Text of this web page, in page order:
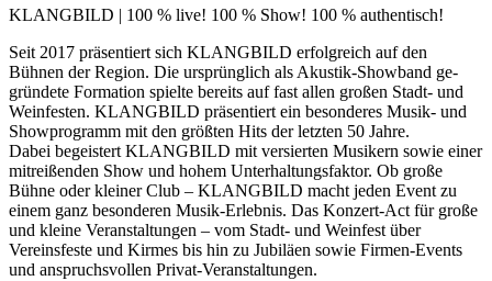
KLANGBILD | 100 % live! 100 % Show! 100 % authentisch!
Seit 2017 präsentiert sich KLANGBILD erfolgreich auf den
Bühnen der Region. Die ursprünglich als Akustik-Showband ge-
gründete Formation spielte bereits auf fast allen großen Stadt- und
Weinfesten. KLANGBILD präsentiert ein besonderes Musik- und
Showprogramm mit den größten Hits der letzten 50 Jahre.
Dabei begeistert KLANGBILD mit versierten Musikern sowie einer
mitreißenden Show und hohem Unterhaltungsfaktor. Ob große
Bühne oder kleiner Club – KLANGBILD macht jeden Event zu
einem ganz besonderen Musik-Erlebnis. Das Konzert-Act für große
und kleine Veranstaltungen – vom Stadt- und Weinfest über
Vereinsfeste und Kirmes bis hin zu Jubiläen sowie Firmen-Events
und anspruchsvollen Privat-Veranstaltungen.